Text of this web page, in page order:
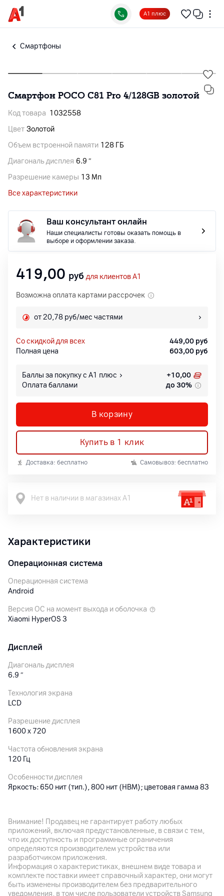
А1 плюс
Смартфоны
Смартфон POCO C81 Pro 4/128GB золотой
Код товара 1032558
Цвет Золотой
Объем встроенной памяти 128 ГБ
Диагональ дисплея 6.9 ″
Разрешение камеры 13 Мп
Все характеристики
Ваш консультант онлайн
Наши специалисты готовы оказать помощь в
выборе и оформлении заказа.
419,00 руб для клиентов A1
Возможна оплата картами рассрочек
от 20,78 руб/мес частями
со скидкой для всех 449,00 руб
Полная цена
603,00 руб
Баллы за покупку с А1 плюс +10,00
Оплата баллами
до 30%
В корзину
Купить в 1 клик
Доставка: бесплатно Самовывоз: бесплатно
Нет в наличии в магазинах А1
Характеристики
Операционная система
Операционная система
Android
Версия ОС на момент выхода и оболочка
Xiaomi HyperOS 3
Дисплей
Диагональ дисплея
6.9 ″
Технология экрана
LCD
Разрешение дисплея
1600 x 720
Частота обновления экрана
120 Гц
Особенности дисплея
Яркость: 650 нит (тип.), 800 нит (HBM); цветовая гамма 83
решение), TÜV Rheinland Circadian Friendly, TÜV Rheinland
Flicker Free; технология Wet Touch 2.0
Основная камера
Разрешение камеры
13Мп
Внимание! Продавец не гарантирует работу любых
приложений, включая предустановленные, в связи с тем,
что их доступность и программные ограничения
определяются производителем устройства или
разработчиком приложения.
Информация о характеристиках, внешнем виде товара и
комплекте поставки имеет справочный характер, они могут
быть изменены производителем без предварительного
уведомления, в том числе пользователи устройств Samsung